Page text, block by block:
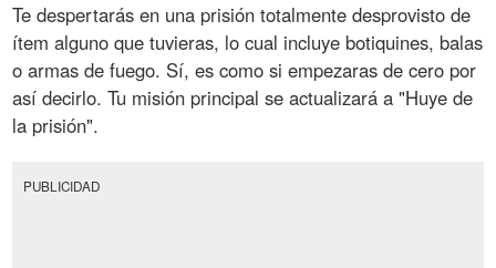
Te despertarás en una prisión totalmente desprovisto de
ítem alguno que tuvieras, lo cual incluye botiquines, balas
o armas de fuego. Sí, es como si empezaras de cero por
así decirlo. Tu misión principal se actualizará a "Huye de
la prisión".
PUBLICIDAD